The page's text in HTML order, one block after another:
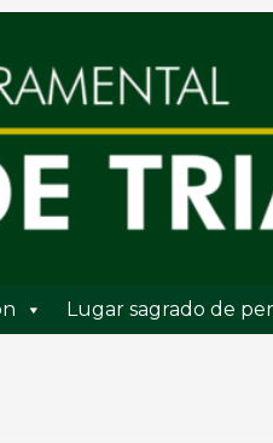
Lugar sagrado de